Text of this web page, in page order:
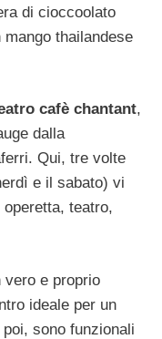
di cioccoolato
thailandese
cafè chantant,
dalla
Qui, tre volte
e il sabato) vi
teatro,
e proprio
ideale per un
sono funzionali